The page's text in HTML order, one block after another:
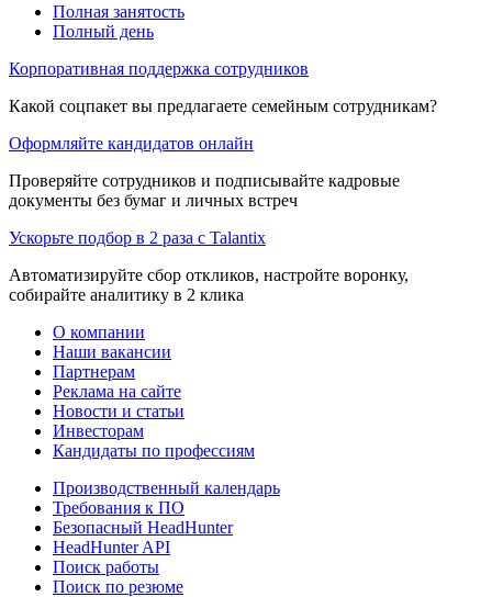
Полная занятость
Полный день
Корпоративная поддержка сотрудников
Какой соцпакет вы предлагаете семейным сотрудникам?
Оформляйте кандидатов онлайн
Проверяйте сотрудников и подписывайте кадровые
документы без бумаг и личных встреч
Ускорьте подбор в 2 раза с Talantix
Автоматизируйте сбор откликов, настройте воронку,
собирайте аналитику в 2 клика
О компании
Наши вакансии
Партнерам
Реклама на сайте
Новости и статьи
Инвесторам
Кандидаты по профессиям
Производственный календарь
Требования к ПО
Безопасный HeadHunter
HeadHunter API
Поиск работы
Поиск по резюме